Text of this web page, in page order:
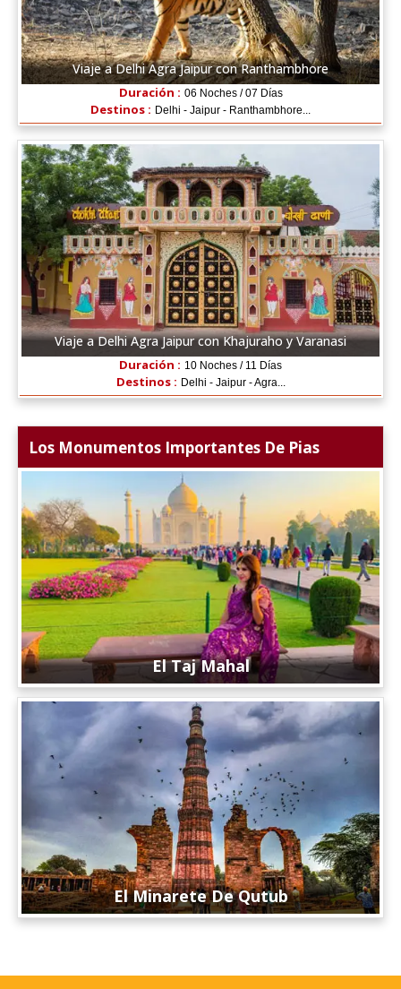
Viaje a Delhi Agra Jaipur con Ranthambhore
Duración : 06 Noches / 07 Días
Destinos : Delhi - Jaipur - Ranthambhore...
Viaje a Delhi Agra Jaipur con Khajuraho y Varanasi
Duración : 10 Noches / 11 Días
Destinos : Delhi - Jaipur - Agra...
Los Monumentos Importantes De Pias
El Taj Mahal
El Minarete De Qutub